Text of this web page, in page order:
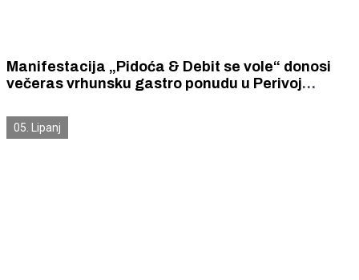
Manifestacija „Pidoća & Debit se vole“ donosi
večeras vrhunsku gastro ponudu u Perivoj
05. Lipanj